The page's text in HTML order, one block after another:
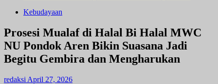
Kebudayaan
Prosesi Mualaf di Halal Bi Halal MWC
NU Pondok Aren Bikin Suasana Jadi
Begitu Gembira dan Mengharukan
redaksi April 27, 2026